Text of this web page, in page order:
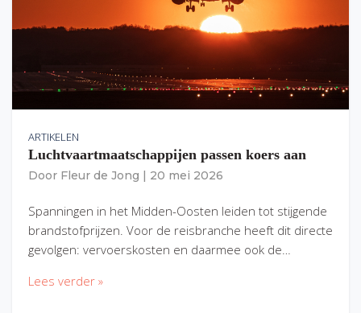
ARTIKELEN
Luchtvaartmaatschappijen passen koers aan
Door Fleur de Jong 20 mei 2026
Spanningen in het Midden-Oosten leiden tot stijgende
brandstofprijzen. Voor de reisbranche heeft dit directe
gevolgen: vervoerskosten en daarmee ook de…
Lees verder »